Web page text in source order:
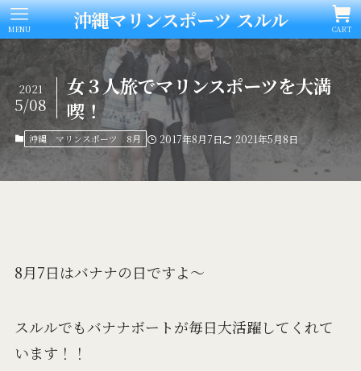
沖縄マリンスポーツ スルル CART
MENU
女３人旅でマリンスポーツを大満
喫！
2021
5/08
沖縄 マリンスポーツ 8月 2017年8月7日 2021年5月8日
8月7日はバナナの日ですよ～
スルルでもバナナボートが毎日大活躍してくれて
います！！